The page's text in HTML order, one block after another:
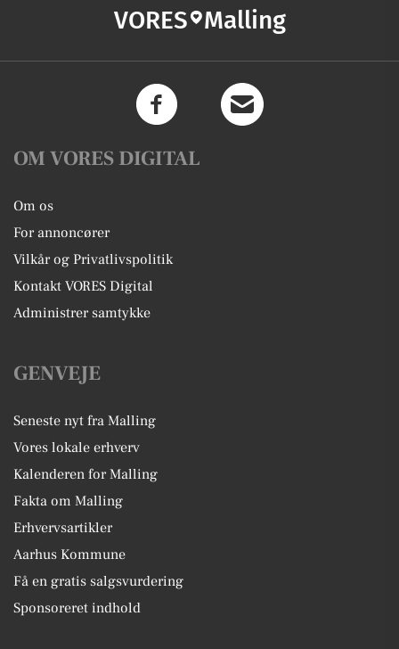
VORES Malling
OM VORES DIGITAL
Om os
For annoncører
Vilkår og Privatlivspolitik
Kontakt VORES Digital
Administrer samtykke
GENVEJE
Seneste nyt fra Malling
Vores lokale erhverv
Kalenderen for Malling
Fakta om Malling
Erhvervsartikler
Aarhus Kommune
Få en gratis salgsvurdering
Sponsoreret indhold